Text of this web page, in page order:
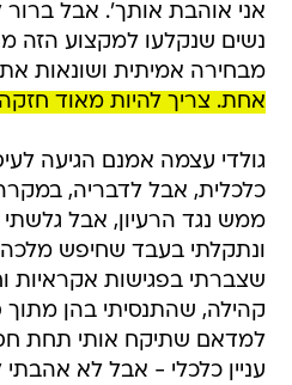
אני אוהבת אותך'. אבל ברור
נשים שנקלעו למקצוע הזה
מבחירה אמיתית ושונאות
אחת. צריך להיות מאוד
גולדי עצמה אמנם הגיעה
כלכלית, אבל לדבריה,
ממש נגד הרעיון, אבל
ונתקלתי בעבד שחיפש מלכה.
שצברתי בפגישות אקראיות
קהילה, שהתנסיתי בהן מתוך
למדאם שתיקח אותי תחת
עניין כלכלי - אבל לא